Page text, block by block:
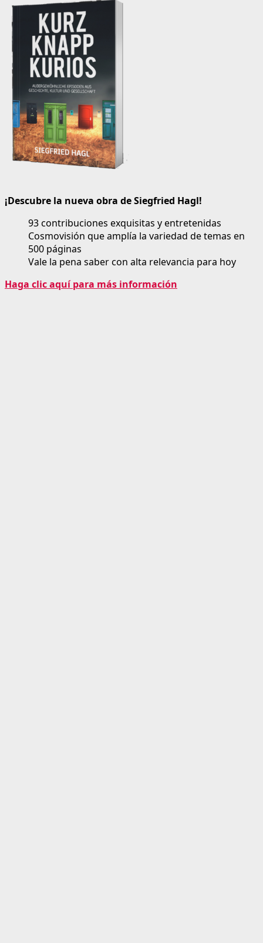
¡Descubre la nueva obra de Siegfried Hagl!
93 contribuciones exquisitas y entretenidas
Cosmovisión que amplía la variedad de temas en
500 páginas
Vale la pena saber con alta relevancia para hoy
Haga clic aquí para más información